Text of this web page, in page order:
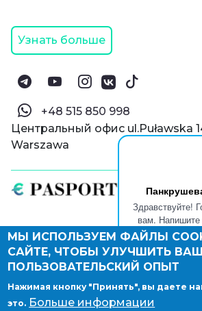
Здравствуйте!
вам.
вас
© Паспорт Онлайн 2019—2026
Политика конфиденциальности
Оферта и конфиденциальность:РФ
Правовые документы
Депонирование логотипа компании
Узнать больше
‪+48 515 850 998‬
Центральный офис ul.Puławska
Warszawa
МЫ ИСПОЛЬЗУЕМ ФАЙЛЫ
САЙТЕ, ЧТОБЫ УЛУЧШИТЬ ВАШ
ПОЛЬЗОВАТЕЛЬСКИЙ ОПЫТ
Нажимая кнопку "Принять", вы даете
это. Больше информации